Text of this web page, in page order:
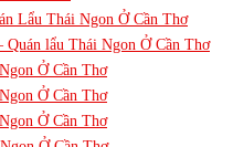
Lẩu Thái Ngon Ở Cần Thơ
Quán lẩu Thái Ngon Ở Cần Thơ
Ở Cần Thơ
Ở Cần Thơ
Ở Cần Thơ